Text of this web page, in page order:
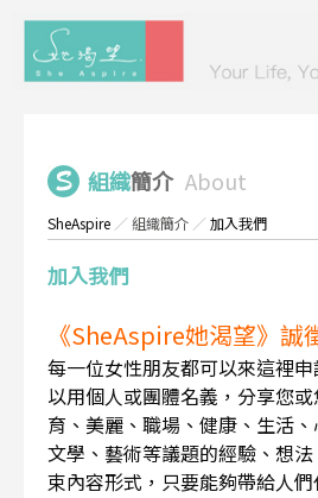
組織簡介 About
SheAspire ／組織簡介 ／加入我們
加入我們
《SheAspire她渴望》誠
每一位女性朋友都可以來這裡
以用個人或團體名義，分享您
育、美麗、職場、健康、生活
文學、藝術等議題的經驗、想
束內容形式，只要能夠帶給人們